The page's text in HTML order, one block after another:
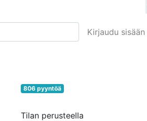
Kirjaudu sisään
806 pyyntöä
Tilan perusteella